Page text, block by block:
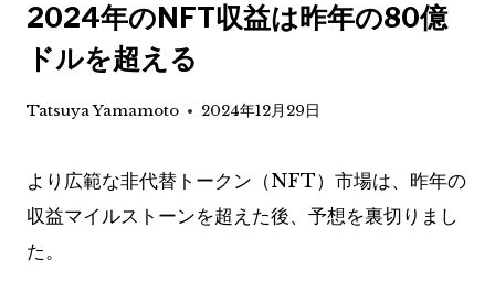
2024年のNFT収益は昨年の80億
ドルを超える
Tatsuya Yamamoto 2024年12月29日
より広範な非代替トークン（NFT）市場は、昨年の
収益マイルストーンを超えた後、予想を裏切りまし
た。